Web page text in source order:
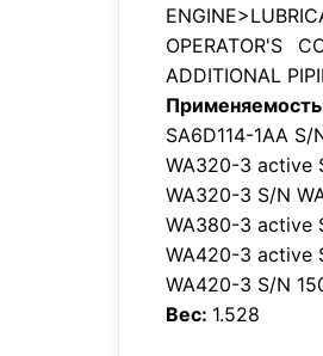
OPERATOR'S
ADDITIONAL
SA6D114-1AA S/
WA320-3 active
WA320-3 S/N
WA380-3 active
WA420-3 active
WA420-3 S/N
Вес: 1.528